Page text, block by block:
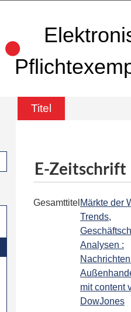
Titel
E-Zeitschrift
Gesamttitel Märkte der
Trends,
Analysen :
mit content
DowJones